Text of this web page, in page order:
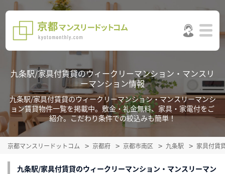
九条駅/家具付賃貸のウィークリーマンション・マンスリ
ーマンション情報
九条駅/家具付賃貸のウィークリーマンション・マンスリーマンシ
ョン賃貸物件一覧を掲載中。敷金・礼金無料、家具・家電付をご
紹介。こだわり条件での絞込みも簡単！
京都マンスリードットコム 京都府 京都市南区 九条駅 家具付賃
九条駅/家具付賃貸のウィークリーマンション・マンスリーマン